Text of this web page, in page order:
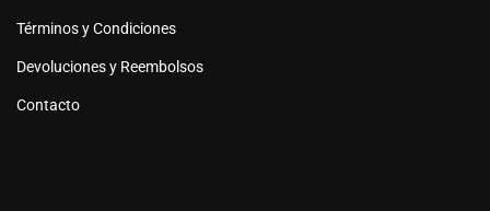
Términos y Condiciones
Devoluciones y Reembolsos
Contacto